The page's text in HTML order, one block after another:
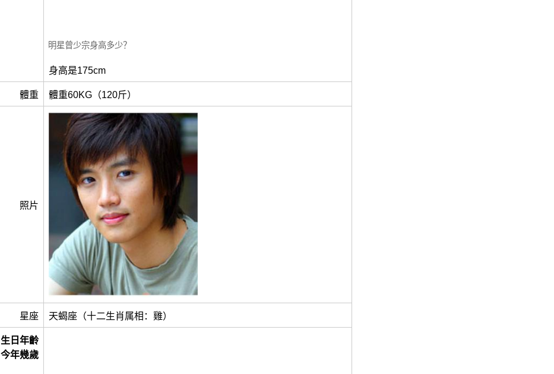
明星曾少宗身高多少？
身高是175cm
體重 體重60KG（120斤）
照片
星座 天蝎座（十二生肖属相：雞）
生日年齡
今年幾歲